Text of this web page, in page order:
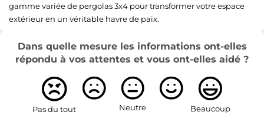
gamme variée de pergolas 3x4 pour transformer votre espace
extérieur en un véritable havre de paix.
Dans quelle mesure les informations ont-elles
répondu à vos attentes et vous ont-elles aidé ?
Pas du tout Neutre Beaucoup